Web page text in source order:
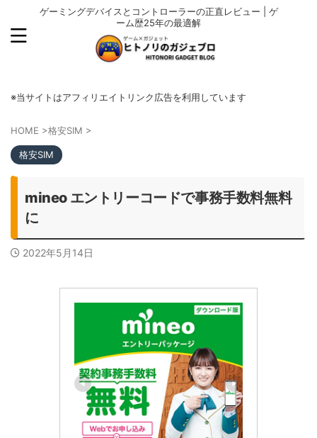
ゲーミングデバイスとコントローラーの正直レビュー | ゲ
ーム歴25年の最適解
※当サイトはアフィリエイトリンク広告を利用しています
HOME >格安SIM >
格安SIM
mineo エントリーコードで事務手数料無料
に
2022年5月14日